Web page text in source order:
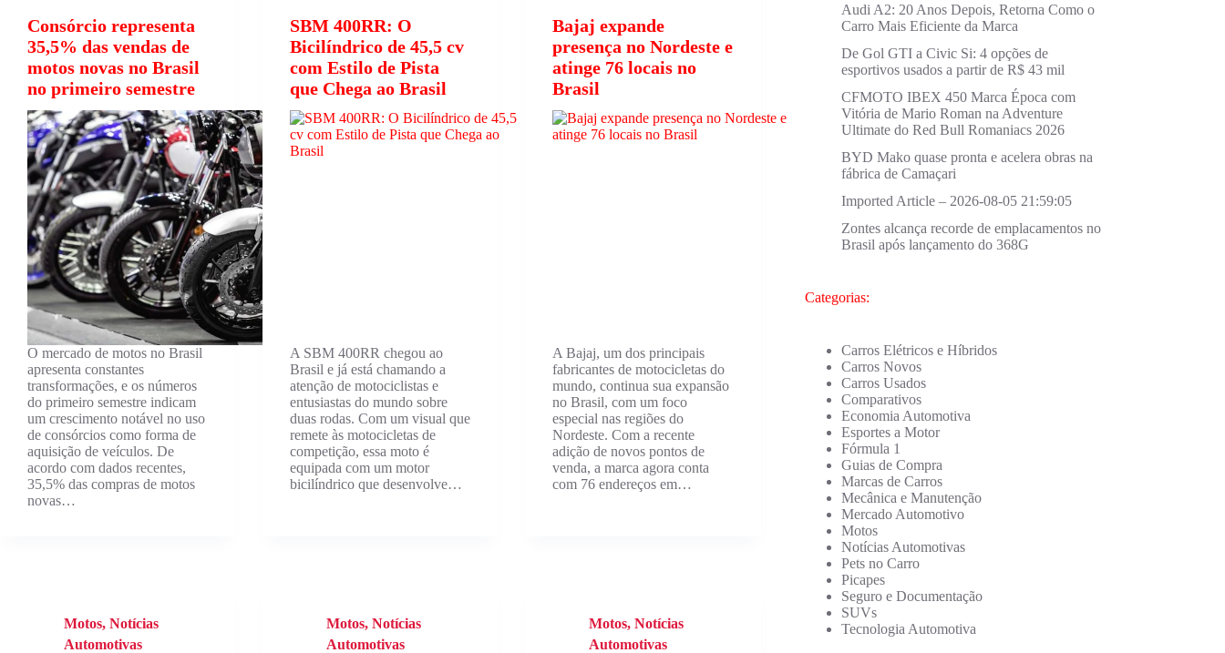
Consórcio representa
35,5% das vendas de
motos novas no Brasil
no primeiro semestre
O mercado de motos no Brasil
apresenta constantes
transformações, e os números
do primeiro semestre indicam
um crescimento notável no uso
de consórcios como forma de
aquisição de veículos. De
acordo com dados recentes,
35,5% das compras de motos
novas…
SBM 400RR: O
Bicilíndrico de 45,5 cv
com Estilo de Pista
que Chega ao Brasil
A SBM 400RR chegou ao
Brasil e já está chamando a
atenção de motociclistas e
entusiastas do mundo sobre
duas rodas. Com um visual que
remete às motocicletas de
competição, essa moto é
equipada com um motor
bicilíndrico que desenvolve…
Bajaj expande
presença no Nordeste e
atinge 76 locais no
Brasil
A Bajaj, um dos principais
fabricantes de motocicletas do
mundo, continua sua expansão
no Brasil, com um foco
especial nas regiões do
Nordeste. Com a recente
adição de novos pontos de
venda, a marca agora conta
com 76 endereços em…
Motos, Notícias
Automotivas
Motos,Notícias
Automotivas
Motos,Notícias
Automotivas
Audi A2: 20 Anos Depois, Retorna Como o
Carro Mais Eficiente da Marca
De Gol GTI a Civic Si: 4 opções de
esportivos usados a partir de R$ 43 mil
CFMOTO IBEX 450 Marca Época com
Vitória de Mario Roman na Adventure
Ultimate do Red Bull Romaniacs 2026
BYD Mako quase pronta e acelera obras na
fábrica de Camaçari
Imported Article – 2026-08-05 21:59:05
Zontes alcança recorde de emplacamentos no
Brasil após lançamento do 368G
Categorias:
Carros Elétricos e Híbridos
Carros Novos
Carros Usados
Comparativos
Economia Automotiva
Esportes a Motor
Fórmula 1
Guias de Compra
Marcas de Carros
Mecânica e Manutenção
Mercado Automotivo
Motos
Notícias Automotivas
Pets no Carro
Picapes
Seguro e Documentação
SUVs
Tecnologia Automotiva